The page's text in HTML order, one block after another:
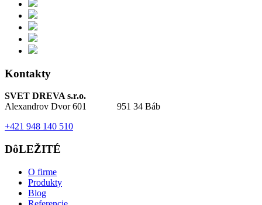
Kontakty
SVET DREVA s.r.o.
Alexandrov Dvor 601 951 34 Báb
+421 948 140 510
DôLEŽITÉ
O firme
Produkty
Blog